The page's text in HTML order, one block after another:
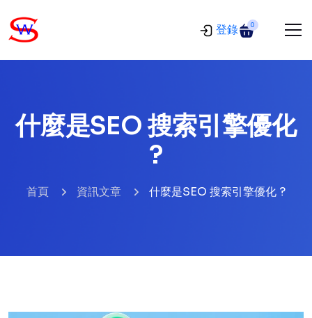
登錄 0
什麼是SEO 搜索引擎優化
?
首頁 資訊文章 什麼是SEO 搜索引擎優化 ?